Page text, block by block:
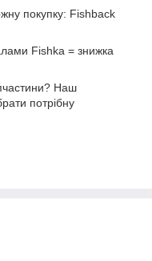
покупку: Fishback
Fishka = знижка
Наш
потрібну